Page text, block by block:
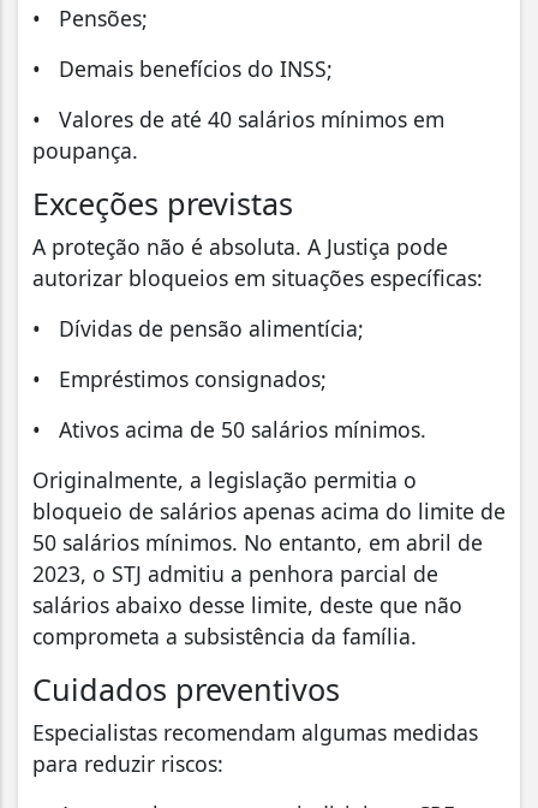
• Pensões;
• Demais benefícios do INSS;
• Valores de até 40 salários mínimos em
poupança.
Exceções previstas
A proteção não é absoluta. A Justiça pode
autorizar bloqueios em situações específicas:
• Dívidas de pensão alimentícia;
• Empréstimos consignados;
• Ativos acima de 50 salários mínimos.
Originalmente, a legislação permitia o
bloqueio de salários apenas acima do limite de
50 salários mínimos. No entanto, em abril de
2023, o STJ admitiu a penhora parcial de
salários abaixo desse limite, deste que não
comprometa a subsistência da família.
Cuidados preventivos
Especialistas recomendam algumas medidas
para reduzir riscos: